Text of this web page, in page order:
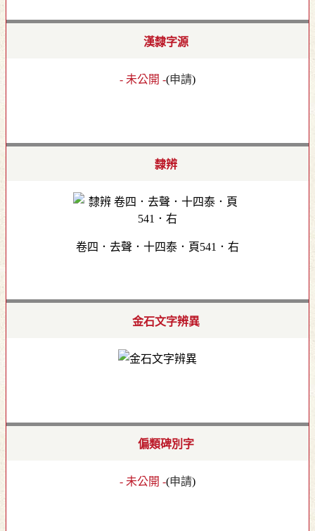
漢隸字源
- 未公開 -(申請)
隸辨
卷四．去聲．十四泰．頁541．右
金石文字辨異
偏類碑別字
- 未公開 -(申請)